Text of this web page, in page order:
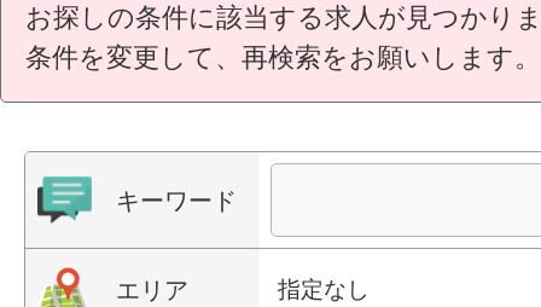
お探しの条件に該当する求人が見つかり
条件を変更して、再検索をお願いします。
キーワード
エリア 指定なし